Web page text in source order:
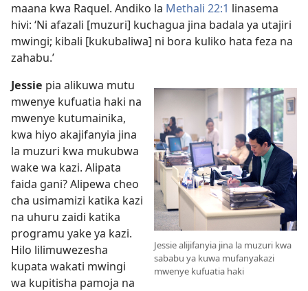
maana kwa Raquel. Andiko la Methali 22:1 linasema
hivi: ‘Ni afazali [muzuri] kuchagua jina badala ya utajiri
mwingi; kibali [kukubaliwa] ni bora kuliko hata feza na
zahabu.’
Jessie alijifanyia jina la muzuri kwa
sababu ya kuwa mufanyakazi
mwenye kufuatia haki
Jessie pia alikuwa mutu
mwenye kufuatia haki na
mwenye kutumainika,
kwa hiyo akajifanyia jina
la muzuri kwa mukubwa
wake wa kazi. Alipata
faida gani? Alipewa cheo
cha usimamizi katika kazi
na uhuru zaidi katika
programu yake ya kazi.
Hilo lilimuwezesha
kupata wakati mwingi
wa kupitisha pamoja na